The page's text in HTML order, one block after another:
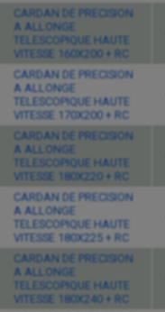
CARDAN DE PRECISION
A ALLONGE
TELESCOPIQUE HAUTE
VITESSE 160X200 + RC
CARDAN DE PRECISION
A ALLONGE
TELESCOPIQUE HAUTE
VITESSE 170X200 + RC
CARDAN DE PRECISION
A ALLONGE
TELESCOPIQUE HAUTE
VITESSE 180X220 + RC
CARDAN DE PRECISION
A ALLONGE
TELESCOPIQUE HAUTE
VITESSE 180X225 + RC
CARDAN DE PRECISION
A ALLONGE
TELESCOPIQUE HAUTE
VITESSE 180X240 + RC